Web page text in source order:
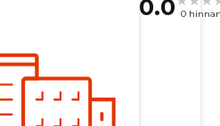
0.0 0